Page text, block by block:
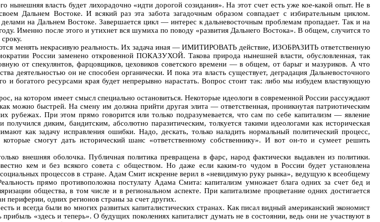
власть будет лихорадочно «идти дорогой созидания». На этот счет есть уже кое-какой опыт. Не в
Дальнем Востоке. И всякий раз эта забота загадочным образом совпадает с избирательным циклом.
на Дальнем Востоке. Завершается цикл — интерес к дальневосточным проблемам пропадает. Так и на
Именно после этого и утихнет вся шумиха по поводу «развития Дальнего Востока». В общем, случится то
менять некрасивую реальность. Их задача иная — ИМИТИРОВАТЬ действие, ИЗОБРАЗИТЬ ответственную
России заменено откровенной ПОКАЗУХОЙ. Такова природа нынешней власти, обусловленная, так
от спекулянтов, фарцовщиков, цеховиков советского времени — в общем, от барыг и мазуриков. А что
деятельностью он не способен органически. И пока эта власть существует, деградация Дальневосточного
и богатого ресурсами края будет непрерывно нарастать. Вопрос стоит так: либо мы избудем властвующую
котором имеет смысл специально остановиться. Некоторые идеологи в современной России рассуждают
можно быстрей. На смену им должна прийти другая элита — ответственная, проникнутая патриотическим
рубежах. При этом прямо говорится или только подразумевается, что сам по себе капитализм — явление
диким, бандитским, абсолютно паразитическим, толкуется такими идеологами как историческая
как задачу исправления ошибки. Надо, дескать, только наладить нормальный политический процесс,
смогут дать исторический шанс «ответственному собственнику». И вот он-то и сумеет решить
внешняя оболочка. Публичная политика превращена в фарс, народ фактически выдавлен из политики.
кем и без всякого совета с обществом. Но даже если каким-то чудом в России будет установлена
процессов в стране. Адам Смит искренне верил в «невидимую руку рынка», ведущую к всеобщему
прямо противоположна постулату Адама Смита: капитализм умножает блага одних за счет бед и
общества, в том числе и в региональном аспекте. При капитализме процветание одних достигается
периферии, одних регионов страны за счет других.
и всегда были во многих развитых капиталистических странах. Как писал видный американский экономист
«здесь и теперь». О будущих поколениях капиталист думать не в состоянии, ведь они не участвуют в